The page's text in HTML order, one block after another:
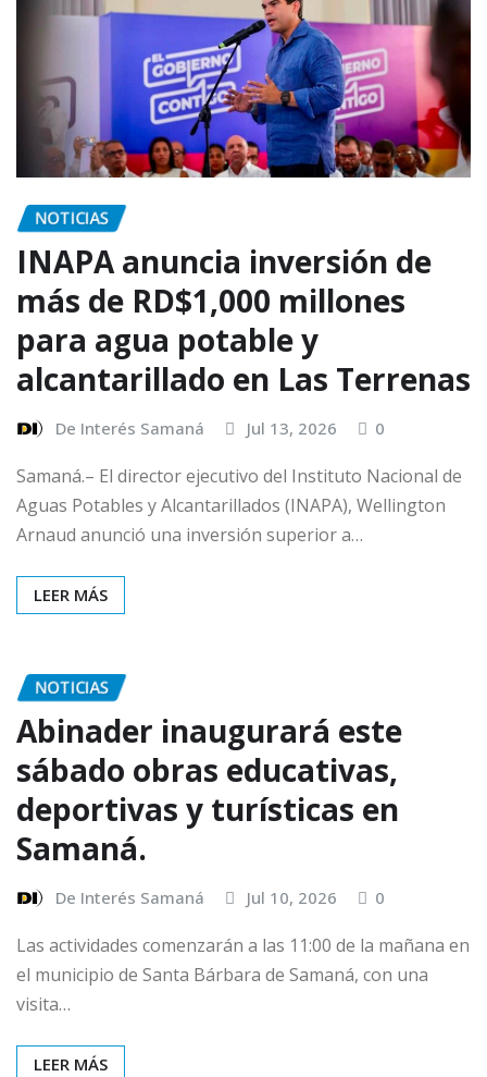
NOTICIAS
INAPA anuncia inversión de
más de RD$1,000 millones
para agua potable y
alcantarillado en Las Terrenas
De Interés Samaná Jul 13, 2026 0
Samaná.– El director ejecutivo del Instituto Nacional de
Aguas Potables y Alcantarillados (INAPA), Wellington
Arnaud anunció una inversión superior a…
LEER MÁS
NOTICIAS
Abinader inaugurará este
sábado obras educativas,
deportivas y turísticas en
Samaná.
De Interés Samaná Jul 10, 2026 0
Las actividades comenzarán a las 11:00 de la mañana en
el municipio de Santa Bárbara de Samaná, con una
visita…
LEER MÁS